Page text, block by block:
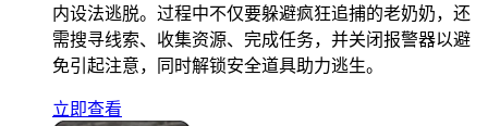
内设法逃脱。过程中不仅要躲避疯狂追捕的老奶奶，还
需搜寻线索、收集资源、完成任务，并关闭报警器以避
免引起注意，同时解锁安全道具助力逃生。
立即查看